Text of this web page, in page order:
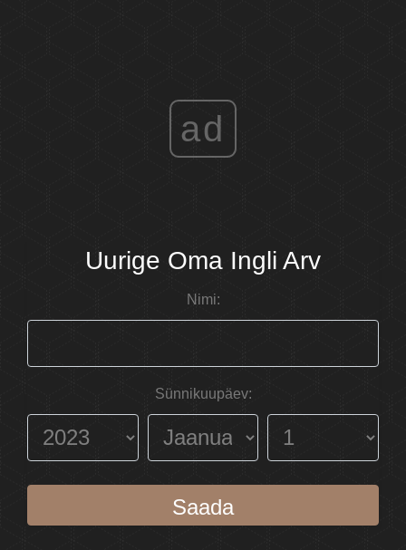
ad
Uurige Oma Ingli Arv
Nimi:
Sünnikuupäev:
Saada